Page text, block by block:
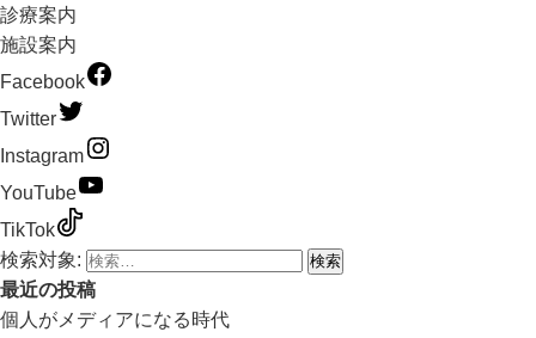
診療案内
施設案内
Facebook
Twitter
Instagram
YouTube
TikTok
検索対象:
最近の投稿
個人がメディアになる時代